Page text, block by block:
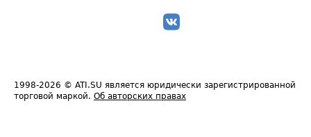
1998-2026 © ATI.SU является юридически зарегистрированной
торговой маркой. Об авторских правах